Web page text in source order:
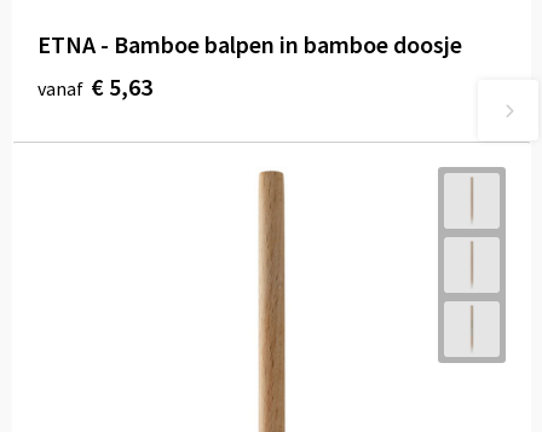
ETNA - Bamboe balpen in bamboe doosje
vanaf € 5,63